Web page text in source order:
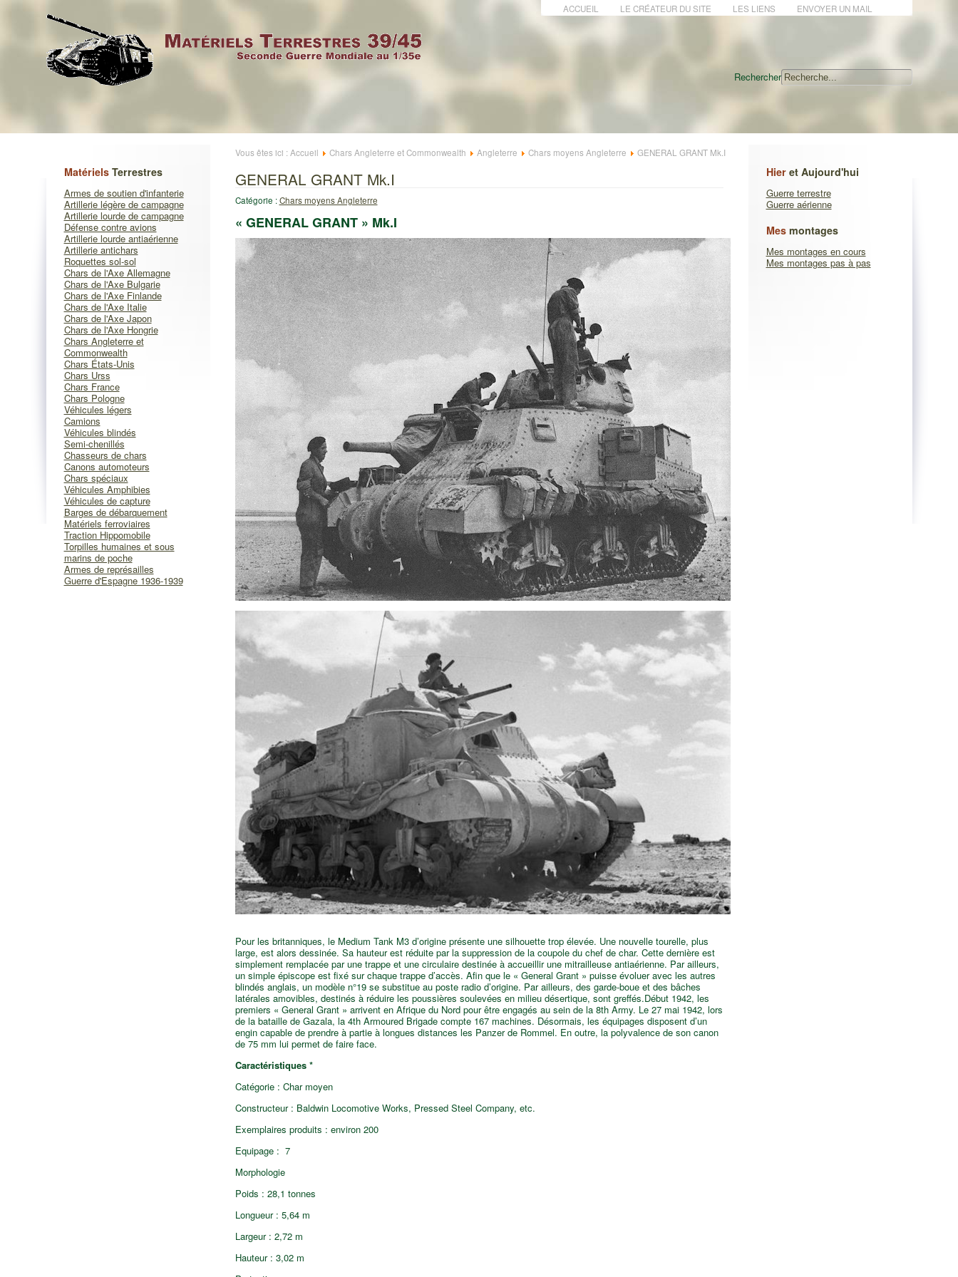
ACCUEIL LE CRÉATEUR DU SITE LES LIENS ENVOYER UN MAIL
Rechercher
MatérielsTerrestres
Armes de soutien d'infanterie
Artillerie légère de campagne
Artillerie lourde de campagne
Défense contre avions
Artillerie lourde antiaérienne
Artillerie antichars
Roquettes sol-sol
Chars de l'Axe Allemagne
Chars de l'Axe Bulgarie
Chars de l'Axe Finlande
Chars de l'Axe Italie
Chars de l'Axe Japon
Chars de l'Axe Hongrie
Chars Angleterre et
Commonwealth
Chars États-Unis
Chars Urss
Chars France
Chars Pologne
Véhicules légers
Camions
Véhicules blindés
Semi-chenillés
Chasseurs de chars
Canons automoteurs
Chars spéciaux
Véhicules Amphibies
Véhicules de capture
Barges de débarquement
Matériels ferroviaires
Traction Hippomobile
Torpilles humaines et sous
marins de poche
Armes de représailles
Guerre d'Espagne 1936-1939
Hieret Aujourd'hui
Guerre terrestre
Guerre aérienne
Mesmontages
Mes montages en cours
Mes montages pas à pas
Vous êtes ici : Accueil Chars Angleterre et Commonwealth Angleterre Chars moyens Angleterre GENERAL GRANT Mk.I
GENERAL GRANT Mk.I
Catégorie :Chars moyens Angleterre
« GENERAL GRANT » Mk.I
Pour les britanniques, le Medium Tank M3 d’origine présente une silhouette trop élevée. Une nouvelle tourelle, plus
large, est alors dessinée. Sa hauteur est réduite par la suppression de la coupole du chef de char. Cette dernière est
simplement remplacée par une trappe et une circulaire destinée à accueillir une mitrailleuse antiaérienne. Par ailleurs,
un simple épiscope est fixé sur chaque trappe d’accès. Afin que le « General Grant » puisse évoluer avec les autres
blindés anglais, un modèle n°19 se substitue au poste radio d’origine. Par ailleurs, des garde-boue et des bâches
latérales amovibles, destinés à réduire les poussières soulevées en milieu désertique, sont greffés.Début 1942, les
premiers « General Grant » arrivent en Afrique du Nord pour être engagés au sein de la 8th Army. Le 27 mai 1942, lors
de la bataille de Gazala, la 4th Armoured Brigade compte 167 machines. Désormais, les équipages disposent d’un
engin capable de prendre à partie à longues distances les Panzer de Rommel. En outre, la polyvalence de son canon
de 75 mm lui permet de faire face.
Caractéristiques *
Catégorie : Char moyen
Constructeur : Baldwin Locomotive Works, Pressed Steel Company, etc.
Exemplaires produits : environ 200
Equipage : 7
Morphologie
Poids : 28,1 tonnes
Longueur : 5,64 m
Largeur : 2,72 m
Hauteur : 3,02 m